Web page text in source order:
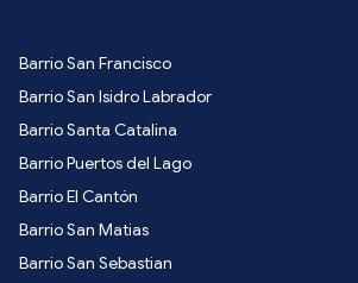
Barrio San Francisco
Barrio San Isidro Labrador
Barrio Santa Catalina
Barrio Puertos del Lago
Barrio El Cantón
Barrio San Matias
Barrio San Sebastian